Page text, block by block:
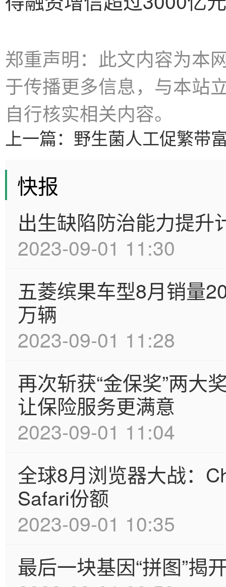
郑重声明：此文内容为本
于传播更多信息，与本站
自行核实相关内容。
上一篇： 野生菌人工促繁带
快报
出生缺陷防治能力提升
2023-09-01 11:30
五菱缤果车型8月销量
万辆
2023-09-01 11:28
再次斩获“金保奖”两大
让保险服务更满意
2023-09-01 11:04
全球8月浏览器大战：
Safari份额
2023-09-01 10:35
最后一块基因“拼图”揭